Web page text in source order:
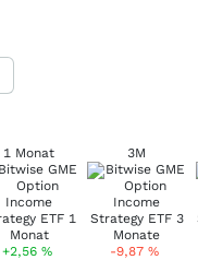
1 Monat
+2,56 %
3M
-9,87%